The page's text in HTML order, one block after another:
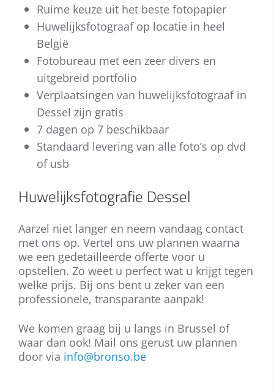
staat echter niet stil. Een hedendaagse
huwelijksreportage voor uw bruiloft ziet
er met grote waarschijnlijkheid anders uit
dan deze van uw ouders.
Bent u mee met de laatste
ontwikkelingen? Staat u open voor
vernieuwing en hebt u specifieke wensen
voor uw huwelijksreportage? Wij spreken
uw plannen graag met u door! Neem nu
contact met ons op.
keuze tussen tal van creatieve
mogelijkheden. Neemt u gerust contact
met ons op voor meer informatie!
Ruime keuze uit het beste fotopapier
Huwelijksfotograaf op locatie in heel
België
Fotobureau met een zeer divers en
uitgebreid portfolio
Verplaatsingen van huwelijksfotograaf in
Dessel zijn gratis
7 dagen op 7 beschikbaar
Standaard levering van alle foto’s op dvd
of usb
Huwelijksfotografie Dessel
Aarzel niet langer en neem vandaag contact
met ons op. Vertel ons uw plannen waarna
we een gedetailleerde offerte voor u
opstellen. Zo weet u perfect wat u krijgt tegen
welke prijs. Bij ons bent u zeker van een
professionele, transparante aanpak!
We komen graag bij u langs in Brussel of
waar dan ook! Mail ons gerust uw plannen
door via info@bronso.be